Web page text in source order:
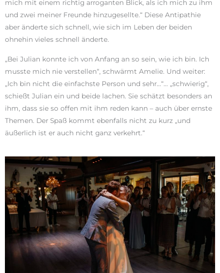
mich mit einem richtig arroganten Blick, als ich mich zu ihm
und zwei meiner Freunde hinzugesellte.“ Diese Antipathie
aber änderte sich schnell, wie sich im Leben der beiden
ohnehin vieles schnell änderte.
„Bei Julian konnte ich von Anfang an so sein, wie ich bin. Ich
musste mich nie verstellen“, schwärmt Amelie. Und weiter:
„Ich bin nicht die einfachste Person und sehr…“… „schwierig“,
schießt Julian ein und beide lachen. Sie schätzt besonders an
ihm, dass sie so offen mit ihm reden kann – auch über ernste
Themen. Der Spaß kommt ebenfalls nicht zu kurz „und
äußerlich ist er auch nicht ganz verkehrt.“